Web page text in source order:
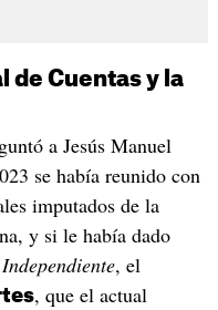
de Cuentas y la
a Jesús Manuel
se había reunido con
imputados de la
y si le había dado
, el
, que el actual